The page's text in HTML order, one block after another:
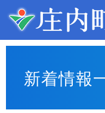
この
新着情報